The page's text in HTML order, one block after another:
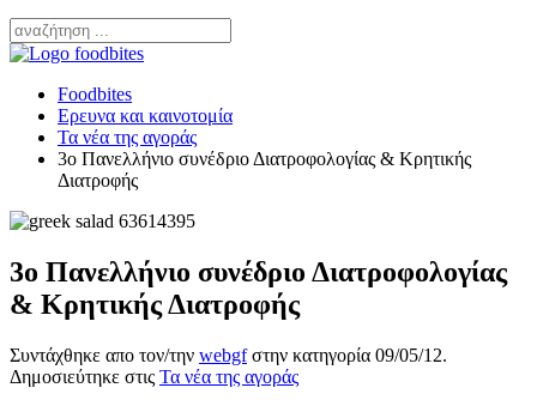
Foodbites
Ερευνα και καινοτομία
Τα νέα της αγοράς
3ο Πανελλήνιο συνέδριο Διατροφολογίας & Κρητικής
Διατροφής
3ο Πανελλήνιο συνέδριο Διατροφολογίας
& Κρητικής Διατροφής
Συντάχθηκε απο τον/την webgfστην κατηγορία 09/05/12.
Δημοσιεύτηκε στις Τα νέα της αγοράς